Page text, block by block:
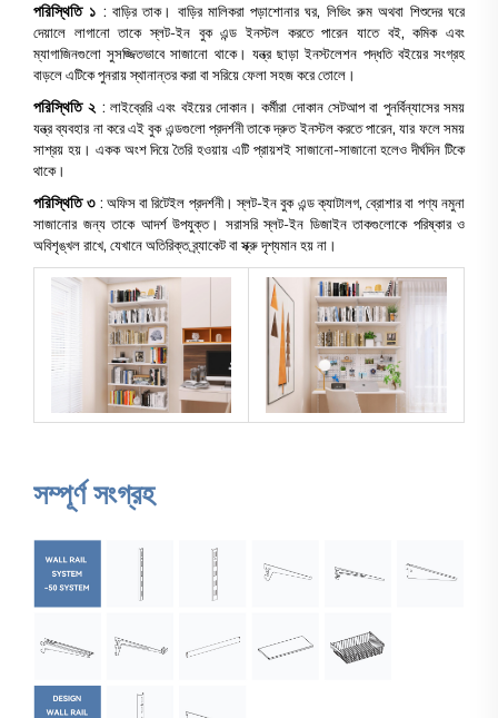
পরিস্থিতি ১ : বাড়ির তাক। বাড়ির মালিকরা পড়াশোনার ঘর, লিভিং রুম অথবা শিশুদের ঘরে
দেয়ালে লাগানো তাকে স্লট-ইন বুক এন্ড ইনস্টল করতে পারেন যাতে বই, কমিক এবং
ম্যাগাজিনগুলো সুসজ্জিতভাবে সাজানো থাকে। যন্ত্র ছাড়া ইনস্টলেশন পদ্ধতি বইয়ের সংগ্রহ
বাড়লে এটিকে পুনরায় স্থানান্তর করা বা সরিয়ে ফেলা সহজ করে তোলে।
পরিস্থিতি ২ : লাইব্রেরি এবং বইয়ের দোকান। কর্মীরা দোকান সেটআপ বা পুনর্বিন্যাসের সময়
যন্ত্র ব্যবহার না করে এই বুক এন্ডগুলো প্রদর্শনী তাকে দ্রুত ইনস্টল করতে পারেন, যার ফলে সময়
সাশ্রয় হয়। একক অংশ দিয়ে তৈরি হওয়ায় এটি প্রায়শই সাজানো-সাজানো হলেও দীর্ঘদিন টিকে
থাকে।
পরিস্থিতি ৩ : অফিস বা রিটেইল প্রদর্শনী। স্লট-ইন বুক এন্ড ক্যাটালগ, ব্রোশার বা পণ্য নমুনা
সাজানোর জন্য তাকে আদর্শ উপযুক্ত। সরাসরি স্লট-ইন ডিজাইন তাকগুলোকে পরিষ্কার ও
অবিশৃঙ্খল রাখে, যেখানে অতিরিক্ত ব্র্যাকেট বা স্ক্রু দৃশ্যমান হয় না।
সম্পূর্ণ সংগ্রহ